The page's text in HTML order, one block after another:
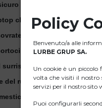
ed energeticamente
che richiedono 19-20 volt
e sovracorrente
in uscita.
del rumore di ripple.
e in ufficio.
Policy
Benvenuto/a alle
LURBE GRUP SA.
Un cookie è un
volta che visiti il nostro
servizi per il nostro sito
Puoi configurarli